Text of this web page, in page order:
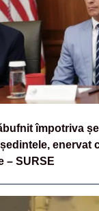
împotriva
enervat
– SURSE